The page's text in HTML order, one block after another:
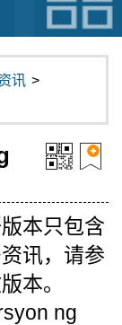
讯 >
本只包含
讯，请参
本。
ng